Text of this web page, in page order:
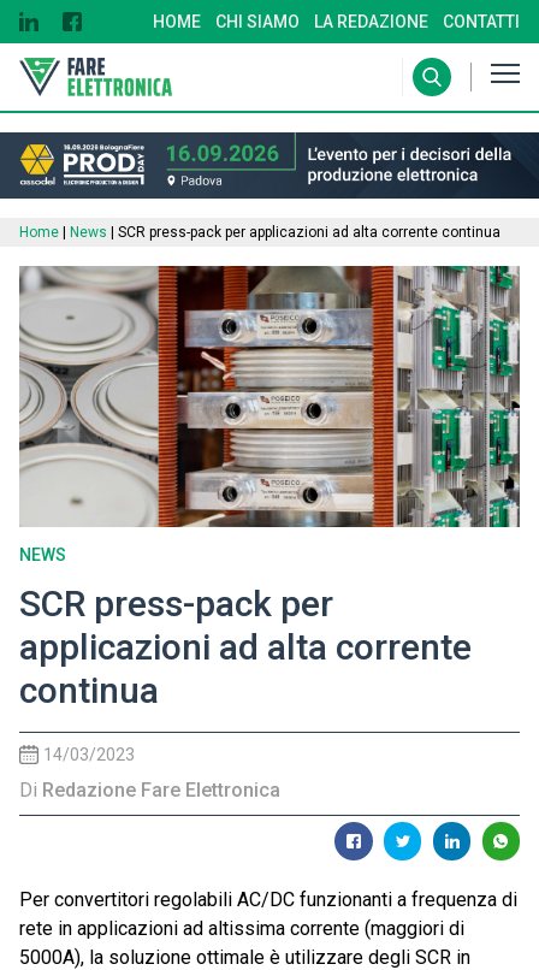
HOME CHI SIAMO LA REDAZIONE CONTATTI
Home News SCR press-pack per applicazioni ad alta corrente continua
NEWS
SCR press-pack per
applicazioni ad alta corrente
continua
14/03/2023
Di Redazione Fare Elettronica
Per convertitori regolabili AC/DC funzionanti a frequenza di
rete in applicazioni ad altissima corrente (maggiori di
5000A), la soluzione ottimale è utilizzare degli SCR in